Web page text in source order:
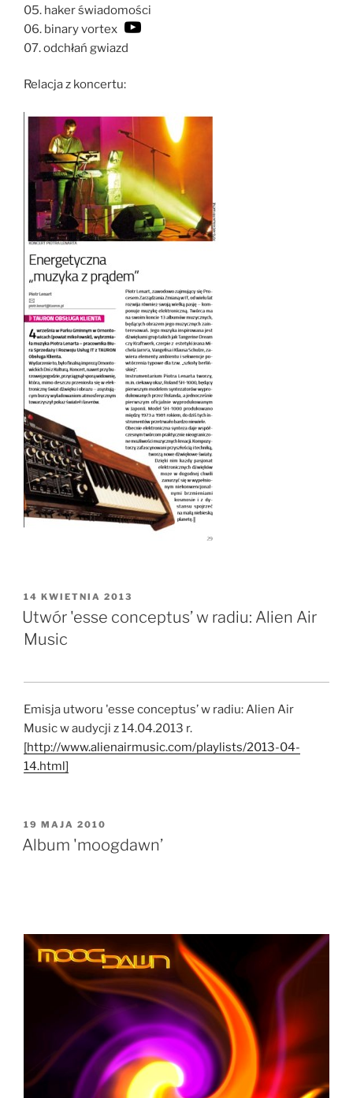
05. haker świadomości
06. binary vortex
07. odchłań gwiazd
Relacja z koncertu:
OPUBLIKOWANE
W
14 KWIETNIA 2013
Utwór 'esse conceptus’ w radiu: Alien Air
Music
Emisja utworu 'esse conceptus’ w radiu: Alien Air
Music w audycji z 14.04.2013 r.
[http://www.alienairmusic.com/playlists/2013-04-
14.html]
OPUBLIKOWANE
W
19 MAJA 2010
Album 'moogdawn’